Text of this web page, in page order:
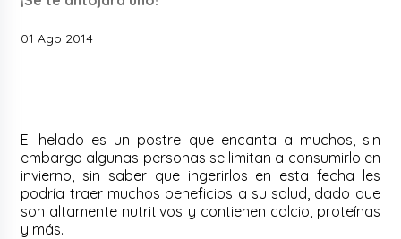
01 Ago 2014
El helado es un postre que encanta a muchos, sin
embargo algunas personas se limitan a consumirlo en
invierno, sin saber que ingerirlos en esta fecha les
podría traer muchos beneficios a su salud, dado que
son altamente nutritivos y contienen calcio, proteínas
y más.